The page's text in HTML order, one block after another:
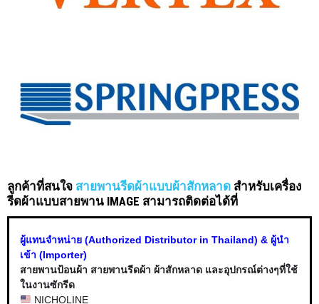
ลูกค้าที่สนใจ สายพานรีดผ้าแบบผ้าสักหลาด สำหรับเครื่อง
รีดผ้าแบบสายพาน IMAGE สามารถติดต่อได้ที่
ผู้แทนจำหน่าย (Authorized Distributor in Thailand) & ผู้นำ
เข้า (Importer)
สายพานป้อนผ้า สายพานรีดผ้า ผ้าสักหลาด และอุปกรณ์ต่างๆที่ใช้
ในงานซักรีด
NICHOLINE